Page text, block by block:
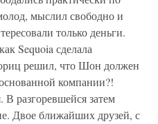
мыслил свободно и
только деньги.
Sequoia сделала
решил, что Шон должен
компании?!
В разгоревшейся затем
Двое ближайших друзей, с